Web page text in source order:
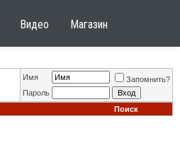
Видео Магазин
Имя
Запомнить?
Пароль
Поиск